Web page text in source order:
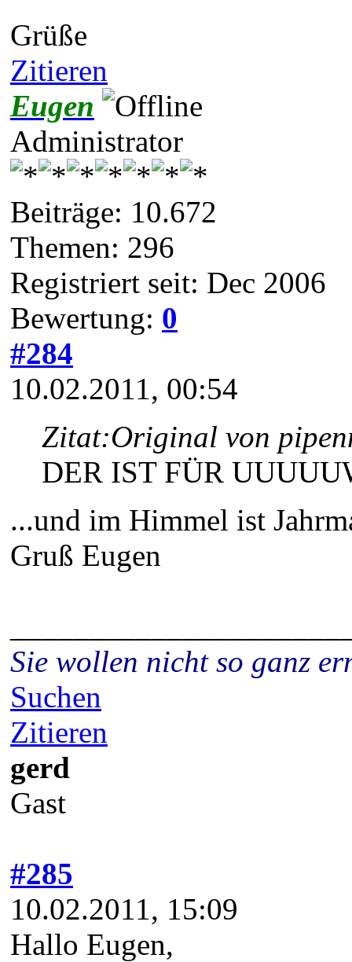
Grüße
Zitieren
Eugen
Administrator
Beiträge: 10.672
Themen: 296
Registriert seit: Dec 2006
Bewertung: 0
#284
10.02.2011, 00:54
Zitat:Original von
DER IST FÜR
...und im Himmel ist
Gruß Eugen
Sie wollen nicht so ganz
Suchen
Zitieren
gerd
Gast
#285
10.02.2011, 15:09
Hallo Eugen,